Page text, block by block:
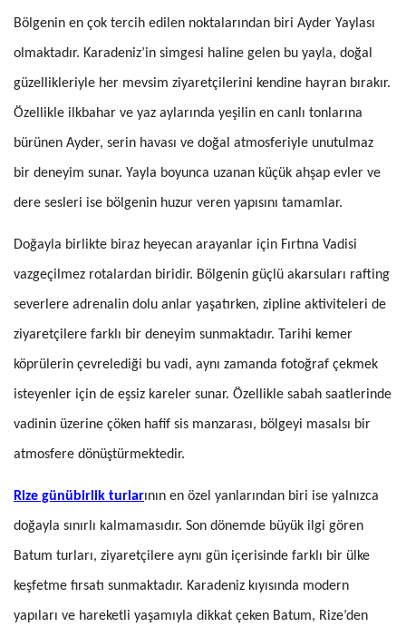
Bölgenin en çok tercih edilen noktalarından biri Ayder Yaylası
olmaktadır. Karadeniz’in simgesi haline gelen bu yayla, doğal
güzellikleriyle her mevsim ziyaretçilerini kendine hayran bırakır.
Özellikle ilkbahar ve yaz aylarında yeşilin en canlı tonlarına
bürünen Ayder, serin havası ve doğal atmosferiyle unutulmaz
bir deneyim sunar. Yayla boyunca uzanan küçük ahşap evler ve
dere sesleri ise bölgenin huzur veren yapısını tamamlar.
Doğayla birlikte biraz heyecan arayanlar için Fırtına Vadisi
vazgeçilmez rotalardan biridir. Bölgenin güçlü akarsuları rafting
severlere adrenalin dolu anlar yaşatırken, zipline aktiviteleri de
ziyaretçilere farklı bir deneyim sunmaktadır. Tarihi kemer
köprülerin çevrelediği bu vadi, aynı zamanda fotoğraf çekmek
isteyenler için de eşsiz kareler sunar. Özellikle sabah saatlerinde
vadinin üzerine çöken hafif sis manzarası, bölgeyi masalsı bir
atmosfere dönüştürmektedir.
Rize günübirlik turlarının en özel yanlarından biri ise yalnızca
doğayla sınırlı kalmamasıdır. Son dönemde büyük ilgi gören
Batum turları, ziyaretçilere aynı gün içerisinde farklı bir ülke
keşfetme fırsatı sunmaktadır. Karadeniz kıyısında modern
yapıları ve hareketli yaşamıyla dikkat çeken Batum, Rize’den